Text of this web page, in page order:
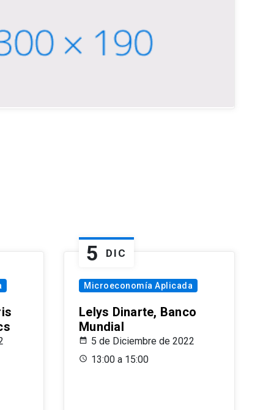
5 DIC
Microeconomía Aplicada
Lelys Dinarte, Banco
Mundial
5 de Diciembre de 2022
13:00 a 15:00